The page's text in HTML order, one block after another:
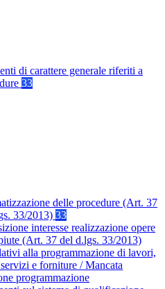
di carattere generale riferiti a
33
delle procedure (Art. 37
33/2013) 33
interesse realizzazione opere
(Art. 37 del d.lgs. 33/2013)
alla programmazione di lavori,
e forniture / Mancata
programmazione